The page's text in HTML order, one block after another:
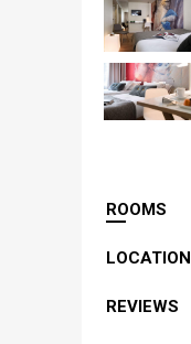
ROOMS
LOCATION
REVIEWS